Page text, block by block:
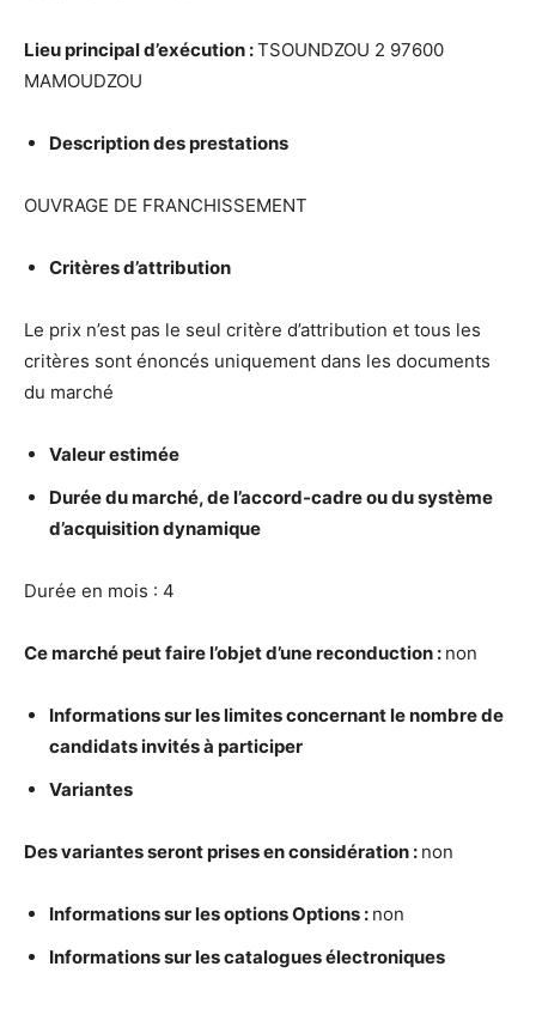
Lieu principal d’exécution :TSOUNDZOU 2 97600
MAMOUDZOU
Description des prestations
OUVRAGE DE FRANCHISSEMENT
Critères d’attribution
Le prix n’est pas le seul critère d’attribution et tous les
critères sont énoncés uniquement dans les documents
du marché
Valeur estimée
Durée du marché, de l’accord-cadre ou du système
d’acquisition dynamique
Durée en mois : 4
Ce marchépeut faire l’objet d’une reconduction : non
Informations sur les limites concernant le nombre de
candidats invitésà participer
Variantes
Des variantes seront prises en considération : non
Informations sur les options Options : non
Informations sur les cataloguesélectroniques